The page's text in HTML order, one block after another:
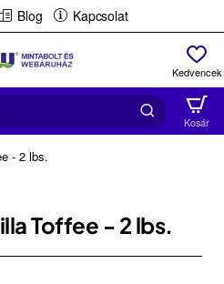
Blog Kapcsolat
- 2 lbs.
Toffee - 2 lbs.